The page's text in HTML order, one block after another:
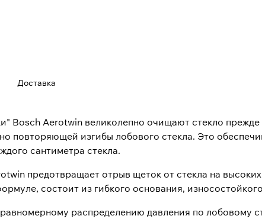
Доставка
Bosch Aerotwin великолепно очищают стекло
повторяющей изгибы лобового стекла. Это
сантиметра стекла.
предотвращает отрыв щеток от стекла на
состоит из гибкого основания,
распределению давления по лобовому